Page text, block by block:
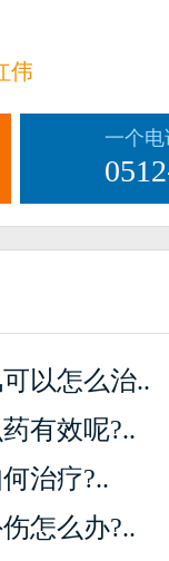
伟
一个
以怎么治..
有效呢?..
治疗?..
怎么办?..